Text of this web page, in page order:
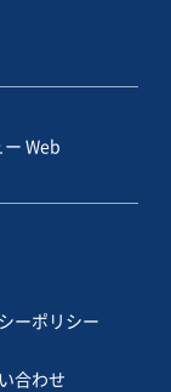
Web
ーポリシー
合わせ